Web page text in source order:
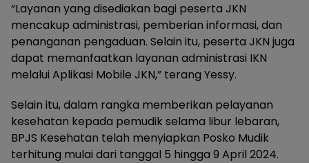
“Layanan yang disediakan bagi peserta JKN
mencakup administrasi, pemberian informasi, dan
penanganan pengaduan. Selain itu, peserta JKN juga
dapat memanfaatkan layanan administrasi IKN
melalui Aplikasi Mobile JKN,” terang Yessy.
Selain itu, dalam rangka memberikan pelayanan
kesehatan kepada pemudik selama libur lebaran,
BPJS Kesehatan telah menyiapkan Posko Mudik
terhitung mulai dari tanggal 5 hingga 9 April 2024.